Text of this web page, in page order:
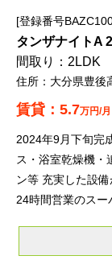
登録番号
タンザナイトA
2LDK
大分県豊後
5.7万円/月
2024年9月下旬完
ス・浴室乾燥機・
ン等 充実した設
24時間営業のスー